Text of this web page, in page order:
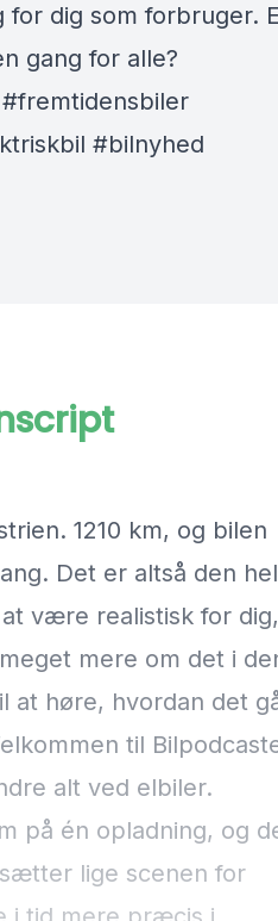
dig som forbruger.
gang for alle?
#bilnyhed